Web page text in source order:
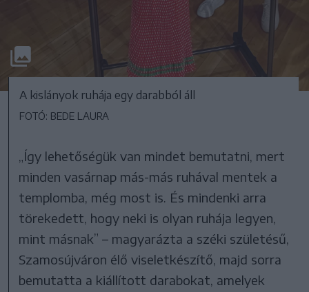
A kislányok ruhája egy darabból áll
FOTÓ: BEDE LAURA
„Így lehetőségük van mindet bemutatni, mert
minden vasárnap más-más ruhával mentek a
templomba, még most is. És mindenki arra
törekedett, hogy neki is olyan ruhája legyen,
mint másnak” – magyarázta a széki születésű,
Szamosújváron élő viseletkészítő, majd sorra
bemutatta a kiállított darabokat, amelyek